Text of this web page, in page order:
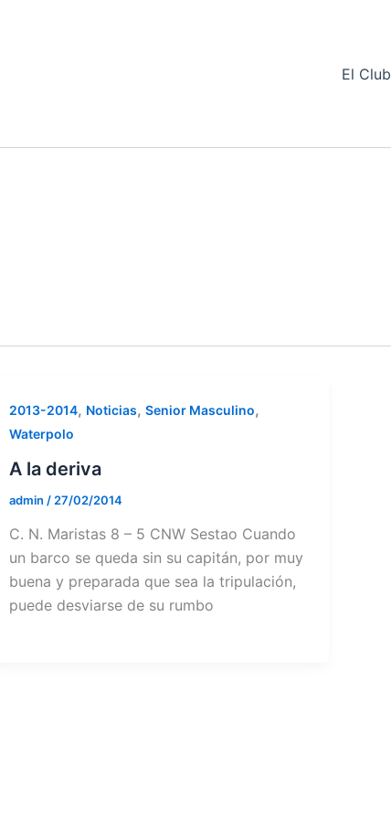
El Club
2013-2014, Noticias,Senior Masculino,
Waterpolo
A la deriva
admin / 27/02/2014
C. N. Maristas 8 – 5 CNW Sestao Cuando
un barco se queda sin su capitán, por muy
buena y preparada que sea la tripulación,
puede desviarse de su rumbo